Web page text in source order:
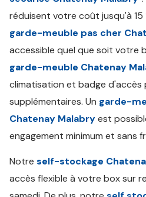
réduisent votre coût jusqu'à 15
garde-meuble pas cher
accessible quel que soit votre
garde-meuble Chatenay
climatisation et badge d'accès
supplémentaires. Un garde-
Chatenay Malabryest
engagement minimum et sans
Notre self-stockage
accès flexible à votre box sur